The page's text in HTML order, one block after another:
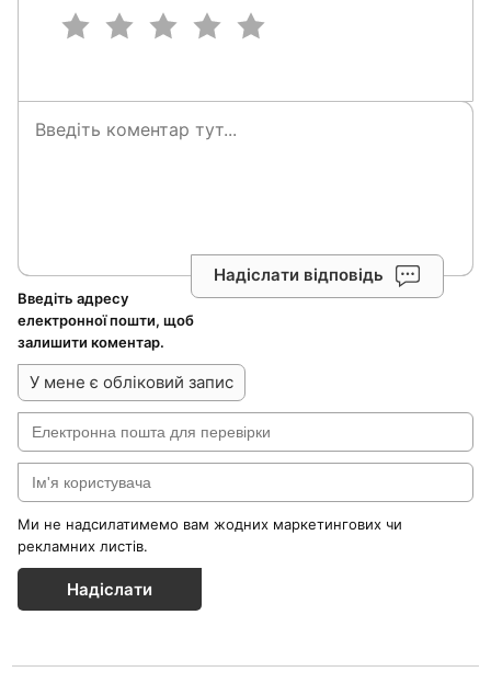
Надіслати відповідь
Введіть адресу
електронної пошти, щоб
залишити коментар.
У мене є обліковий запис
Ми не надсилатимемо вам жодних маркетингових чи
рекламних листів.
Надіслати